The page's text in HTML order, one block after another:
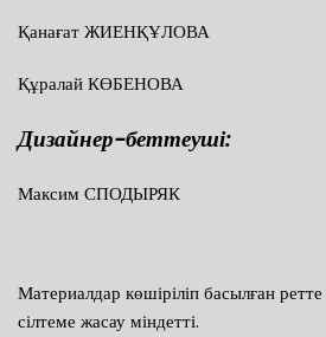
Қанағат ЖИЕНҚҰЛОВА
Құралай КӨБЕНОВА
Дизайнер-беттеуші:
Максим СПОДЫРЯК
Материалдар көшіріліп басылған
сілтеме жасау міндетті.